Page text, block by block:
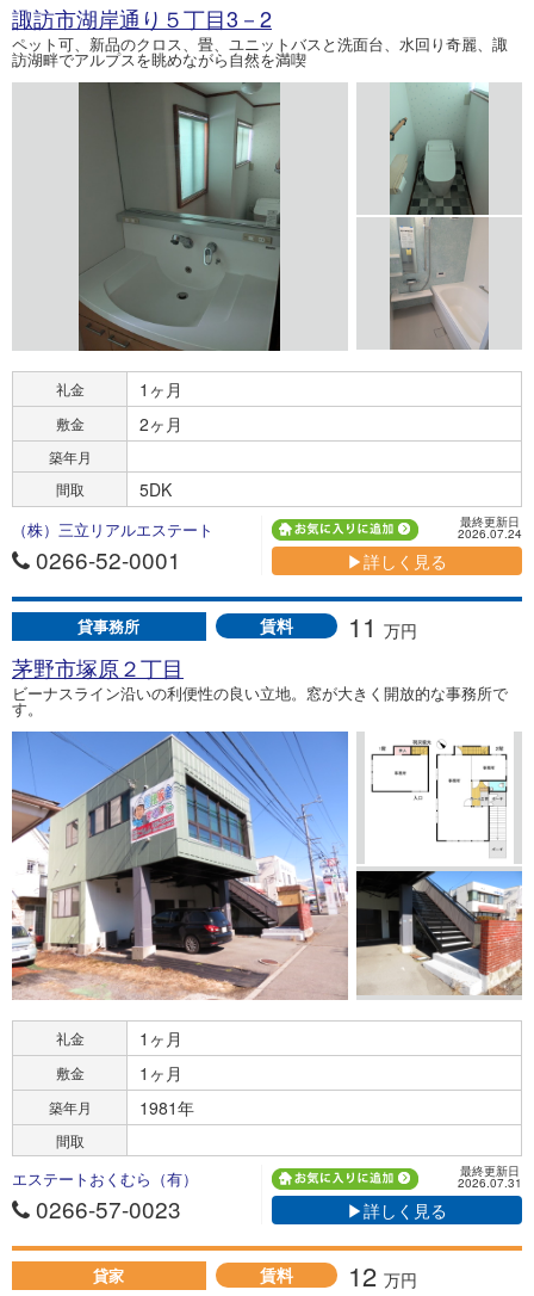
諏訪市湖岸通り５丁目3－2
ペット可、新品のクロス、畳、ユニットバスと洗面台、水回り奇麗、諏
訪湖畔でアルプスを眺めながら自然を満喫
礼金 1ヶ月
敷金 2ヶ月
築年月
間取
5DK
（株）三立リアルエステート
0266-52-0001
最終更新日
2026.07.24
▶詳しく見る
貸事務所 賃料 11 万円
茅野市塚原２丁目
ビーナスライン沿いの利便性の良い立地。窓が大きく開放的な事務所で
す。
礼金 1ヶ月
敷金 1ヶ月
築年月 1981年
間取
エステートおくむら（有）
0266-57-0023
最終更新日
2026.07.31
▶詳しく見る
貸家 賃料 12 万円